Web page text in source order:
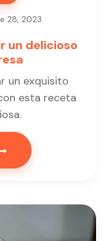
28, 2023
un delicioso
un exquisito
esta receta